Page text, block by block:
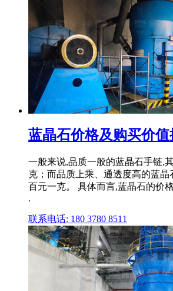
蓝晶石价格及购买价值
一般来说,品质一般的蓝晶石手链,
克；而品质上乘、通透度高的蓝
百元一克。 具体而言,蓝晶石的价
.
联系电话: 180 3780 8511